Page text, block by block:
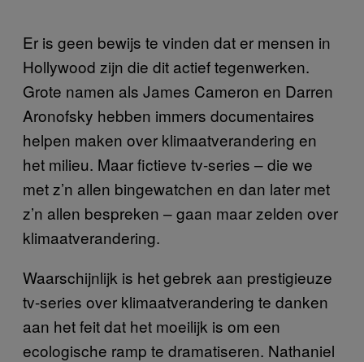
Er is geen bewijs te vinden dat er mensen in
Hollywood zijn die dit actief tegenwerken.
Grote namen als James Cameron en Darren
Aronofsky hebben immers documentaires
helpen maken over klimaatverandering en
het milieu. Maar fictieve tv-series – die we
met z’n allen bingewatchen en dan later met
z’n allen bespreken – gaan maar zelden over
klimaatverandering.
Waarschijnlijk is het gebrek aan prestigieuze
tv-series over klimaatverandering te danken
aan het feit dat het moeilijk is om een
ecologische ramp te dramatiseren. Nathaniel